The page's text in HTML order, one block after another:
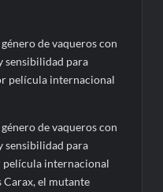
de vaqueros con
sensibilidad para
película internacional
de vaqueros con
sensibilidad para
película internacional
Carax, el mutante